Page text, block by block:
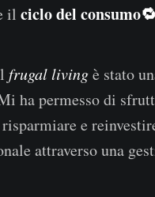
il ciclo del consumo🔁
frugal livingè stato
ha permesso di
e
attraverso una